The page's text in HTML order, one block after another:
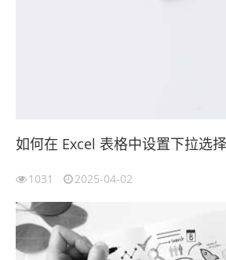
如何在 Excel 表格中设置下拉选
1031 2025-04-02